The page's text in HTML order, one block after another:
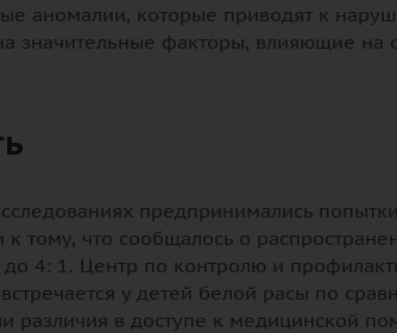
аномалии, которые приводят к
значительные факторы, влияющие
предпринимались
к тому, что сообщалось о
4: 1. Центр по контролю и
у детей белой расы по
различия в доступе к медицинской